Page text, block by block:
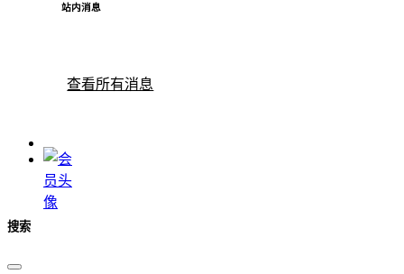
站内消息
查看所有消息
搜索